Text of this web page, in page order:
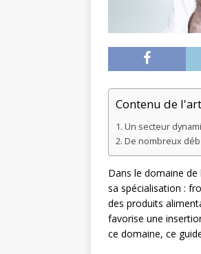
Contenu de
Un secteur
De nombreux
Dans le domaine de
sa spécialisation :
des produits
favorise une
ce domaine, ce